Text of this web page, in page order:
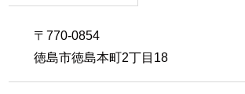
〒770-0854
徳島市徳島本町2丁目18